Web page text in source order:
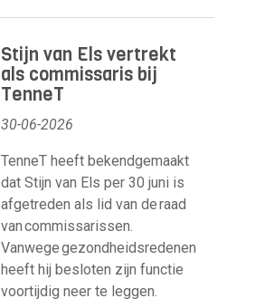
Stijn van Els vertrekt
als commissaris bij
TenneT
30-06-2026
TenneT heeft bekendgemaakt
dat Stijn van Els per 30 juni is
afgetreden als lid van de raad
van commissarissen.
Vanwege gezondheidsredenen
heeft hij besloten zijn functie
voortijdig neer te leggen.